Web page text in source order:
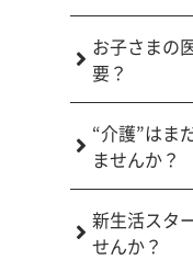
お子さまの
要？
“介護”はま
ませんか？
新生活スタ
せんか？